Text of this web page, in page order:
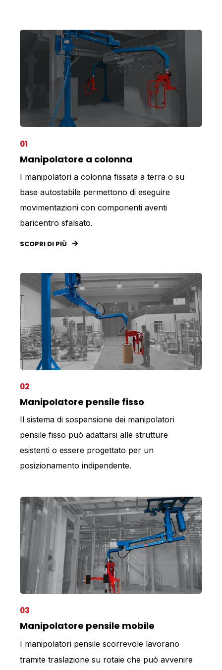
01
Manipolatore a colonna
I manipolatori a colonna fissata a terra o su
base autostabile permettono di eseguire
movimentazioni con componenti aventi
baricentro sfalsato.
SCOPRI DI PIÙ
02
Manipolatore pensile fisso
Il sistema di sospensione dei manipolatori
pensile fisso può adattarsi alle strutture
esistenti o essere progettato per un
posizionamento indipendente.
03
Manipolatore pensile mobile
I manipolatori pensile scorrevole lavorano
tramite traslazione su rotaie che può avvenire